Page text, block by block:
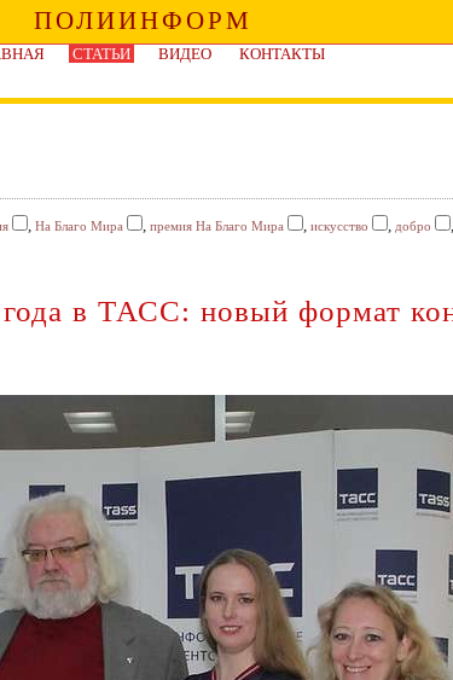
ПОЛИИНФОРМ
СТАТЬИ ВИДЕО
КОНТАКТЫ
, На Благо Мира , премия На Благо Мира , искусство , добро ,
в ТАСС: новый формат